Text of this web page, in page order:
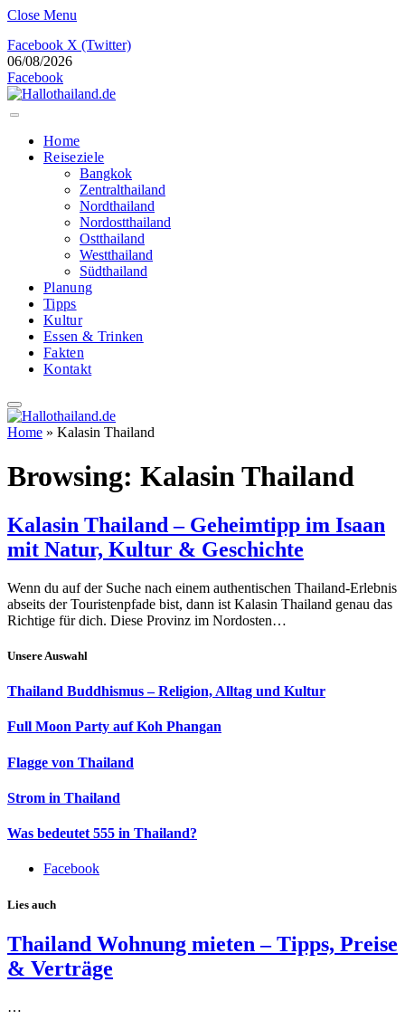
Close Menu
Facebook X (Twitter)
06/08/2026
Facebook
Home
Reiseziele
Bangkok
Zentralthailand
Nordthailand
Nordostthailand
Ostthailand
Westthailand
Südthailand
Planung
Tipps
Kultur
Essen & Trinken
Fakten
Kontakt
Home » Kalasin Thailand
Browsing: Kalasin Thailand
Kalasin Thailand – Geheimtipp im Isaan
mit Natur, Kultur & Geschichte
Wenn du auf der Suche nach einem authentischen Thailand-Erlebnis
abseits der Touristenpfade bist, dann ist Kalasin Thailand genau das
Richtige für dich. Diese Provinz im Nordosten…
Unsere Auswahl
Thailand Buddhismus – Religion, Alltag und Kultur
Full Moon Party auf Koh Phangan
Flagge von Thailand
Strom in Thailand
Was bedeutet 555 in Thailand?
Facebook
Lies auch
Thailand Wohnung mieten – Tipps, Preise
& Verträge
…